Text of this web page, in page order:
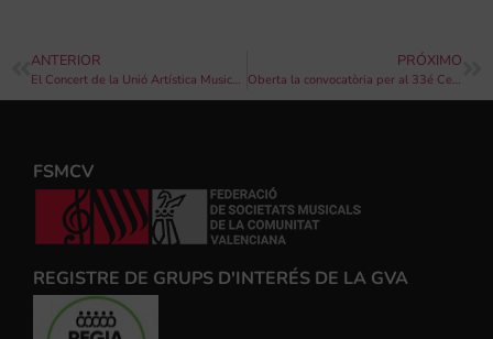
ANTERIOR
El Concert de la Unió Artística Musical tancarà el Mig Any fester d’Ontinyent 2018
PRÓXIMO
Oberta la convocatòria per al 33é Certamen de Música de Moros i Cristians d’Elda 2018
FSMCV
REGISTRE DE GRUPS D'INTERÉS DE LA GVA